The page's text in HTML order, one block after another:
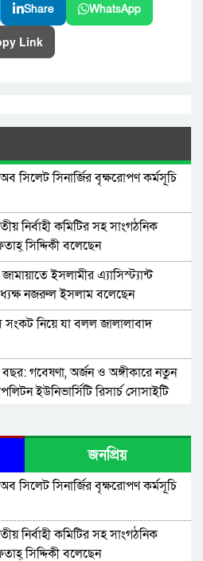
Share WhatsApp
Link
অব সিলেট সিনার্জির বৃক্ষরোপণ কর্মসূচি
নির্বাহী কমিটির সহ সাংগঠনিক
সিদ্দিকী বলেছেন
ইসলামীর এ্যাসিস্ট্যান্ট
নজরুল ইসলাম বলেছেন
সংকট নিয়ে যা বলল জালালাবাদ
বছর: গবেষণা, অর্জন ও অঙ্গীকারে নতুন
ইউনিভার্সিটি রিসার্চ সোসাইটি
নিবেদন
ছাত্রশিবিরের মিছিল সম্পন্ন
আমরা’র উদ্যোগে সিলেটে বৃক্ষ রোপনের
জনপ্রিয়
অব সিলেট সিনার্জির বৃক্ষরোপণ কর্মসূচি
নির্বাহী কমিটির সহ সাংগঠনিক
সিদ্দিকী বলেছেন